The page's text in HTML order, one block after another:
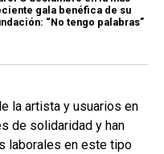
gala benéfica de su
“No tengo palabras”
la artista y usuarios en
de solidaridad y han
laborales en este tipo